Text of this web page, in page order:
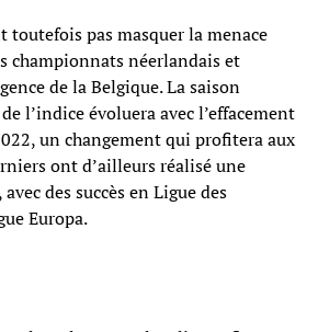
toutefois pas masquer la menace
championnats néerlandais et
de la Belgique. La saison
l’indice évoluera avec l’effacement
un changement qui profitera aux
ont d’ailleurs réalisé une
des succès en Ligue des
Europa.